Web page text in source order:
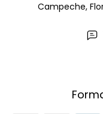
Campeche,